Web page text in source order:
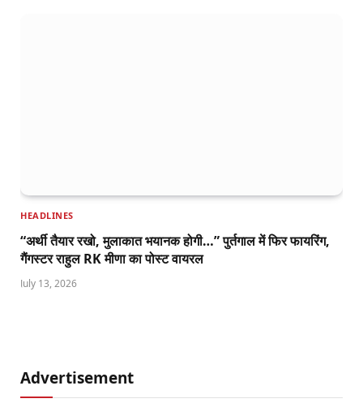
HEADLINES
“अर्थी तैयार रखो, मुलाकात भयानक होगी…” पुर्तगाल में फिर फायरिंग,
गैंगस्टर राहुल RK मीणा का पोस्ट वायरल
July 13, 2026
Advertisement